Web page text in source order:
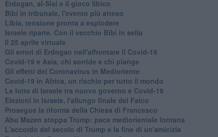
Erdogan, al-Sisi e il gioco libico
Bibi in tribunale, l'evento più atteso
Libia, tensione pronta a esplodere
Israele riparte. Con il vecchio Bibi in sella
Il 25 aprile virtuale
Gli errori di Erdogan nell'affrontare il Covid-19
Covid-19 e Asia, chi sorride e chi piange
Gli effetti del Coronavirus in Medioriente
Covid-19 in Africa, un rischio per tutto il mondo
Le lotte di Israele tra nuovo governo e Covid-19
Elezioni in Israele, l'allungo finale del Falco
Prosegue la riforma della Chiesa di Francesco
Abu Mazen stoppa Trump: pace mediorientale lontana
L'accordo del secolo di Trump e la fine di un'amicizia